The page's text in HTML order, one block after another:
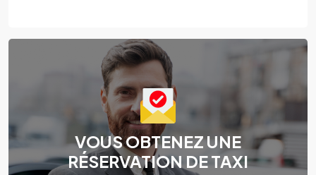
VOUS OBTENEZ UNE
RÉSERVATION DE TAXI